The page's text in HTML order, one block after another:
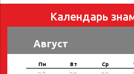
Календарь
Август
Пн Вт Ср